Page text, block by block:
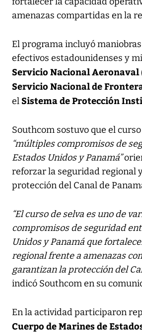
amenazas compartidas en la
El programa incluyó
efectivos estadounidenses y
Servicio Nacional Aeronaval
Servicio Nacional de
el Sistema de Protección
Southcom sostuvo que el
“múltiples compromisos de
Estados Unidos y Panamá”
reforzar la seguridad regional
protección del Canal de
“El curso de selva es uno de
compromisos de seguridad
Unidos y Panamá que
regional frente a amenazas
garantizan la protección del
indicó Southcom en su
En la actividad participaron
Cuerpo de Marines de